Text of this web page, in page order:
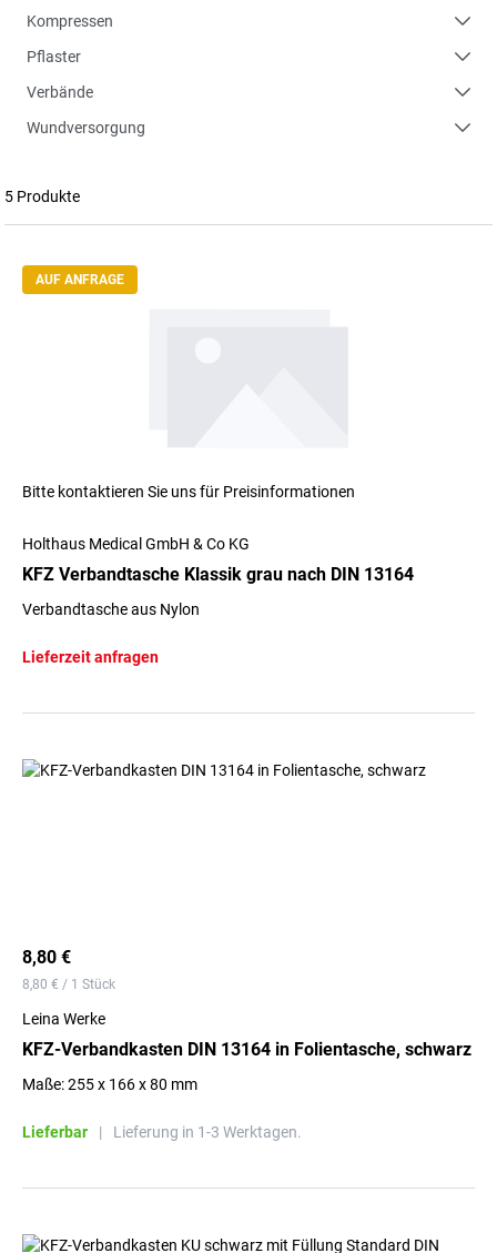
Kompressen
Pflaster
Verbände
Wundversorgung
5 Produkte
AUF ANFRAGE
Bitte kontaktieren Sie uns für Preisinformationen
Holthaus Medical GmbH & Co KG
KFZ Verbandtasche Klassik grau nach DIN 13164
Verbandtasche aus Nylon
Lieferzeit anfragen
8,80 €
8,80 € / 1 Stück
Leina Werke
KFZ-Verbandkasten DIN 13164 in Folientasche, schwarz
Maße: 255 x 166 x 80 mm
Lieferbar | Lieferung in 1-3 Werktagen.